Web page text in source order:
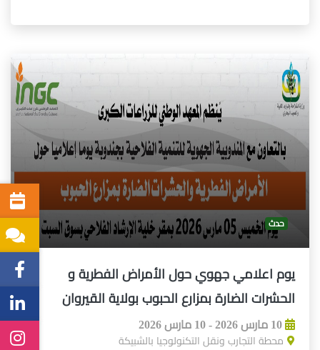
حدث
يوم اعلامي جهوي حول الأمراض الفطرية و
الحشرات الضارة بمزارع الحبوب بولاية القيروان
10 مارس 2026 - 10 مارس 2026
محطة التجارب ونقل التكنولوجيا بالشبيكة